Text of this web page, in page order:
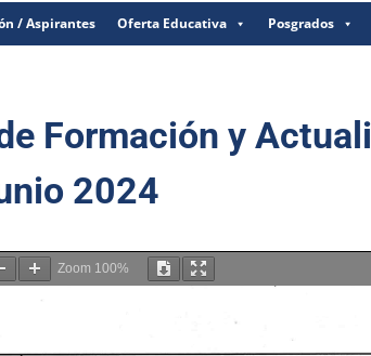
/ Aspirantes Oferta Educativa Posgrados
Formación y
2024
Zoom 100%